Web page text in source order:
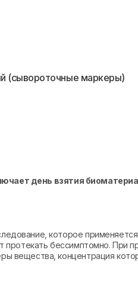
(сывороточные маркеры)
день взятия
которое
протекать бессимптомно. При
вещества, концентрация